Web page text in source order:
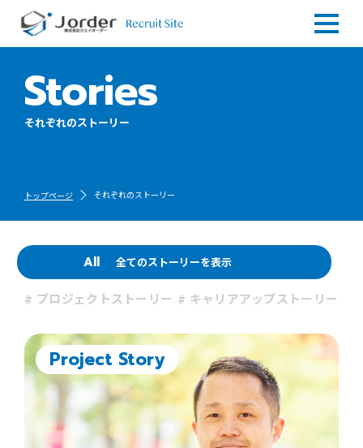
Stories
それぞれのストーリー
トップページ それぞれのストーリー
All 全てのストーリーを表示
プロジェクトストーリー キャリアアップストーリー
Project Story